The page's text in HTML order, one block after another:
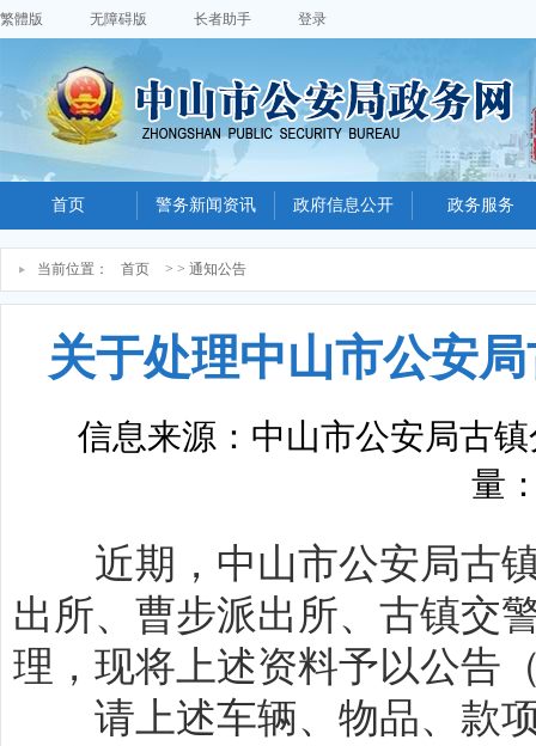
繁體版 无障碍版 长者助手 登录
首页 警务新闻资讯 政府信息公开 政务服务
当前位置： 首页 > > 通知公告
关于处理中山市公安
信息来源：中山市公安局古
量
近期，中山市公安局古镇
出所、曹步派出所、古镇交
理，现将上述资料予以公告
请上述车辆、物品、款项